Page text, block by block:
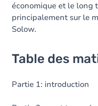
économique et le long
principalement sur le
Solow.
Table des
Partie 1: introduction